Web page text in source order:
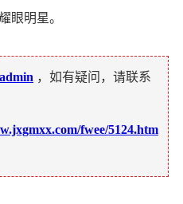
眼明星。
，如有疑问，请联系
fwee/5124.htm